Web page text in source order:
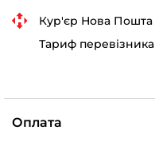
Кур'єр Нова Пошта
Тариф перевізника
Оплата